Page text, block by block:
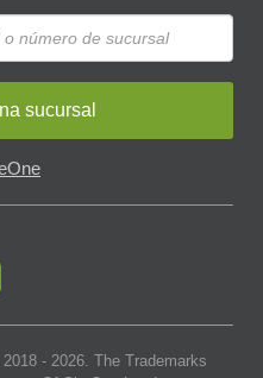
sucursal
- 2026. The Trademarks